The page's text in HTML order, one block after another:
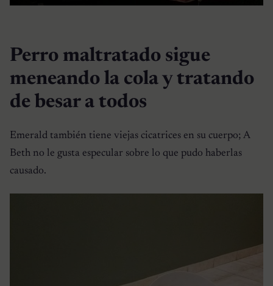
Perro maltratado sigue
meneando la cola y tratando
de besar a todos
Emerald también tiene viejas cicatrices en su cuerpo; A
Beth no le gusta especular sobre lo que pudo haberlas
causado.